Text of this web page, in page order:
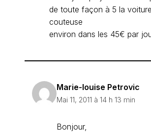
de toute façon à 5 la
couteuse
environ dans les 45€ par
Marie-louise Petrovic
Mai 11, 2011 à 14 h 13 min
Bonjour,